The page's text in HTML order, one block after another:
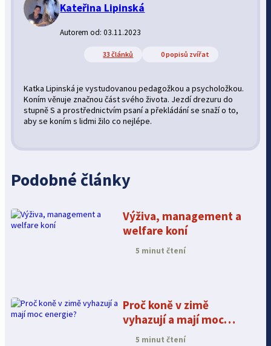
Kateřina Lipinská
Autorem od: 03.11.2023
33 článků 0 popisů zvířat
Katka Lipinská je vystudovanou pedagožkou a psycholožkou.
Koním věnuje značnou část svého života. Jezdí drezuru do
stupně S a prostřednictvím psaní a překládání se snaží o to,
aby se koním s lidmi žilo co nejlépe.
Podobné články
Výživa, management a
welfare koní
5 minut čtení
Proč koně v zimě
vyhazují a mají moc
energie?
5 minut čtení